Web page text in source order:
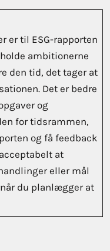
er til ESG-rapporten
ambitionerne
den tid, det tager at
Det er bedre
og
for tidsrammen,
og få feedback
at
eller mål
du planlægger at